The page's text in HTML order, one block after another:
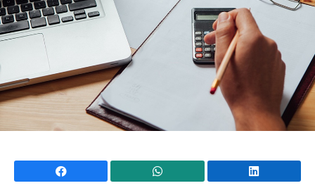
Facebook WhatsApp